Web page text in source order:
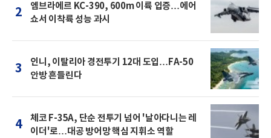
2
엠브라에르 KC-390, 600m 이륙 입증…에어
쇼서 이착륙 성능 과시
3
인니, 이탈리아 경전투기 12대 도입…FA-50
안방 흔들린다
4
체코 F-35A, 단순 전투기 넘어 '날아다니는 레
이더'로…대공 방어망 핵심 지휘소 역할